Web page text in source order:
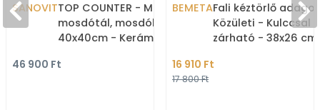
SANOVITTOP COUNTER - Mosdó,
mosdótál, mosdókagyló,
40x40cm - Kerámia -
(3040)
46 900 Ft
BEMETAFali kéztörlő
Közületi - Kulccsal
zárható - 38x26
16 910 Ft
17 800 Ft